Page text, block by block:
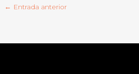
← Entrada anterior